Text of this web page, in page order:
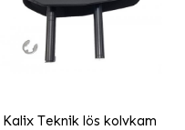
Kalix Teknik lös kolvkam